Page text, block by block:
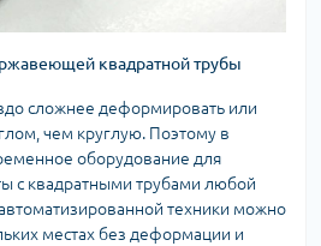
квадратной трубы
сложнее деформировать или
чем круглую. Поэтому в
оборудование для
с квадратными трубами любой
техники можно
местах без деформации и